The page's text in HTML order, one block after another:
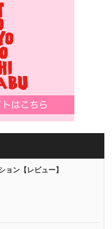
ョン【レビュー】